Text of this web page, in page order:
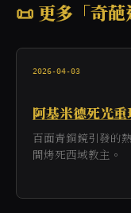
📜 更多「奇
2026-04-03
阿基米德死光
百面青銅鏡引發的
間烤死西域教主。